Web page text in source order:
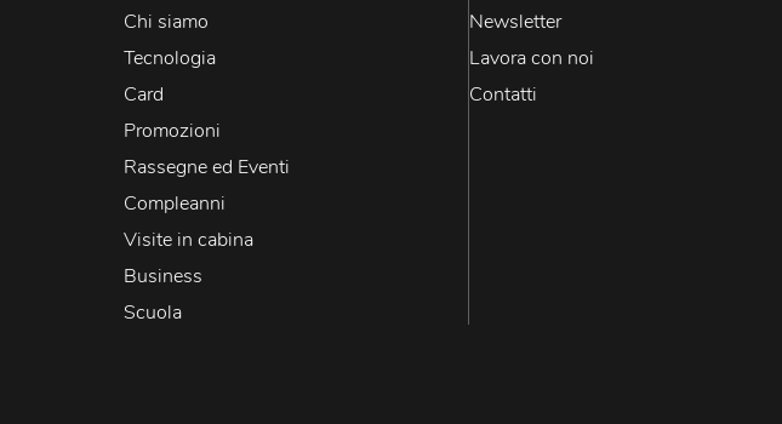
Chi siamo
Tecnologia
Card
Promozioni
Rassegne ed Eventi
Compleanni
Visite in cabina
Business
Scuola
Newsletter
Lavora con noi
Contatti